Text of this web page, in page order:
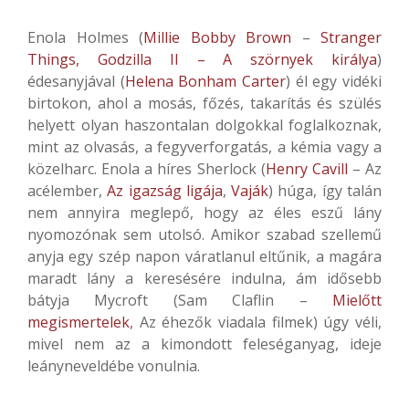
Enola Holmes (Millie Bobby Brown – Stranger
Things,
Godzilla II – A szörnyek királya)
édesanyjával (Helena Bonham Carter) él egy vidéki
birtokon, ahol a mosás, főzés, takarítás és szülés
helyett olyan haszontalan dolgokkal foglalkoznak,
mint az olvasás, a fegyverforgatás, a kémia vagy a
közelharc. Enola a híres Sherlock (Henry Cavill – Az
acélember,Az igazság ligája,Vaják) húga, így talán
nem annyira meglepő, hogy az éles eszű lány
nyomozónak sem utolsó. Amikor szabad szellemű
anyja egy szép napon váratlanul eltűnik, a magára
maradt lány a keresésére indulna, ám idősebb
bátyja Mycroft (Sam Claflin – Mielőtt
megismertelek, Az éhezők viadala filmek) úgy véli,
mivel nem az a kimondott feleséganyag, ideje
leányneveldébe vonulnia.